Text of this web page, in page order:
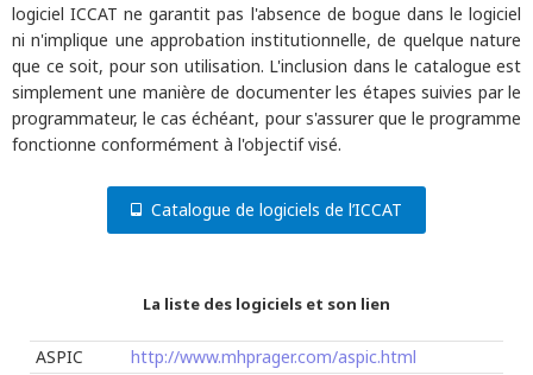
logiciel ICCAT ne garantit pas l'absence de bogue dans le logiciel
ni n'implique une approbation institutionnelle, de quelque nature
que ce soit, pour son utilisation. L'inclusion dans le catalogue est
simplement une manière de documenter les étapes suivies par le
programmateur, le cas échéant, pour s'assurer que le programme
fonctionne conformément à l'objectif visé.
Catalogue de logiciels de l’ICCAT
La liste des logiciels et son lien
ASPIC
http://www.mhprager.com/aspic.html